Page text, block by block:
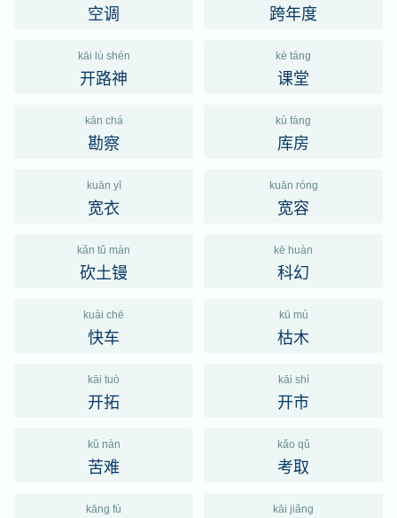
空调 跨年度
kāi lù shén
开路神
kè táng
课堂
kān chá
勘察
kù fáng
库房
kuān yī
宽衣
kuān róng
宽容
kǎn tǔ màn
砍土镘
kē huàn
科幻
kuài chē
快车
kū mù
枯木
kāi tuò
开拓
kāi shì
开市
kǔ nàn
苦难
kǎo qǔ
考取
kāng fù kāi jiǎng